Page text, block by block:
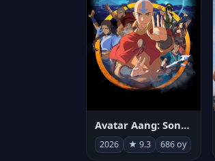
Avatar Aang: Son Havabükücü
2026 ★ 9.3 686 oy